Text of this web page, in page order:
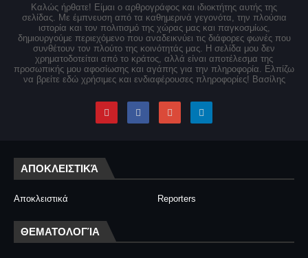
Καλώς ήρθατε! Είμαι ο αρθρογράφος και ιδιοκτήτης αυτής της
σελίδας. Με έμπνευση από τα καθημερινά γεγονότα, την πλούσια
ιστορία και τον πολιτισμό της χώρας μας και παγκοσμίως,
δημιουργούμε περιεχόμενο που αναδεικνύει τις διάφορες φωνές που
συνθέτουν τον πλούτο της κοινότητάς μας. Η σελίδα μου δεν
χρηματοδοτείται από το κράτος, αλλά είναι αποτέλεσμα της
προσωπικής μου αφοσίωσης και αγάπης για την πληροφορία. Ελπίζω
να βρείτε εδώ χρήσιμες και ενδιαφέρουσες πληροφορίες! Βασίλης
ΑΠΟΚΛΕΙΣΤΙΚΆ
Αποκλειστικά Reporters
ΘΕΜΑΤΟΛΟΓΊΑ